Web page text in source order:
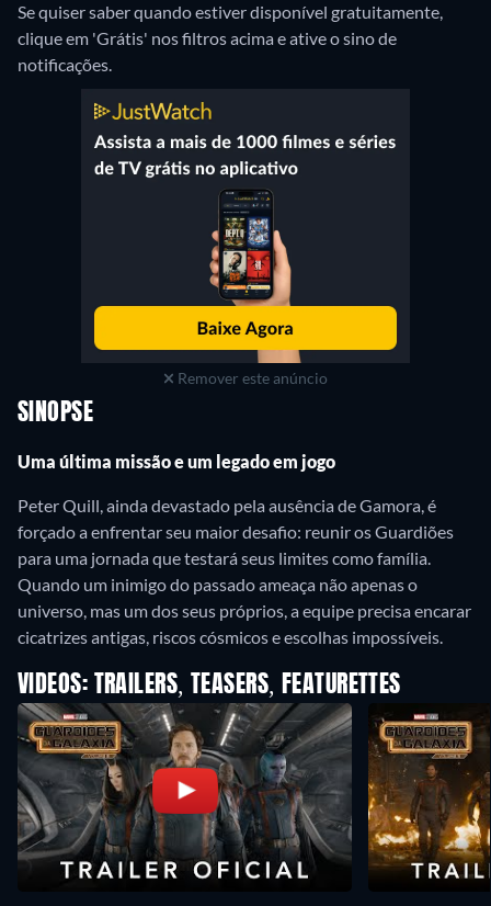
Se quiser saber quando estiver disponível gratuitamente,
clique em 'Grátis' nos filtros acima e ative o sino de
notificações.
Remover este anúncio
SINOPSE
Uma última missão e um legado em jogo
Peter Quill, ainda devastado pela ausência de Gamora, é
forçado a enfrentar seu maior desafio: reunir os Guardiões
para uma jornada que testará seus limites como família.
Quando um inimigo do passado ameaça não apenas o
universo, mas um dos seus próprios, a equipe precisa encarar
cicatrizes antigas, riscos cósmicos e escolhas impossíveis.
VIDEOS: TRAILERS, TEASERS, FEATURETTES